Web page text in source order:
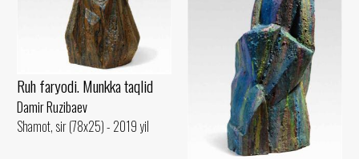
Ruh faryodi. Munkka taqlid
Damir Ruzibaev
Shamot, sir (78x25) - 2019 yil